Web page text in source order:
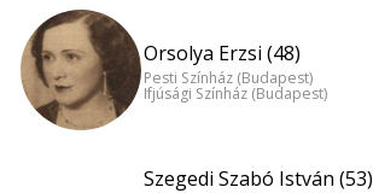
Orsolya Erzsi (48)
Pesti Színház (Budapest)
Ifjúsági Színház (Budapest)
Szegedi Szabó István (53)